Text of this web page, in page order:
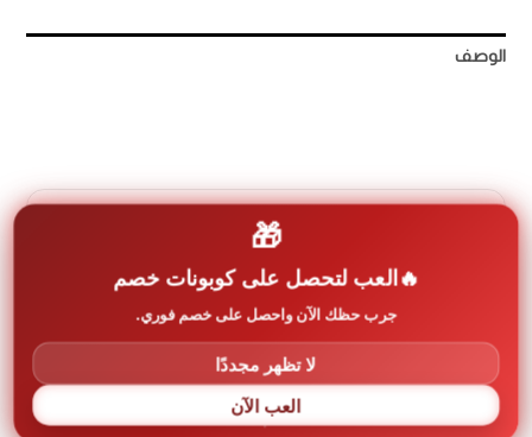
الوصف
* فلتر فحم : لا
* قوة الماتور : 800 م3/س
🎁
العب لتحصل على كوبونات خصم
جرب حظك الآن واحصل على خصم فوري.
لا تظهر مجددًا
العب الآن